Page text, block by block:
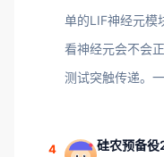
单的LIF神经元模
看神经元会不会
测试突触传递。
4 硅农预备